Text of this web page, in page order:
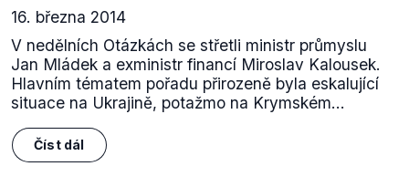
16. března 2014
V nedělních Otázkách se střetli ministr průmyslu
Jan Mládek a exministr financí Miroslav Kalousek.
Hlavním tématem pořadu přirozeně byla eskalující
situace na Ukrajině, potažmo na Krymském...
Číst dál